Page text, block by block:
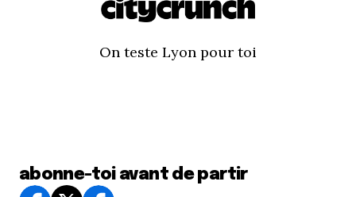
On teste Lyon pour toi
abonne-toi avant de partir